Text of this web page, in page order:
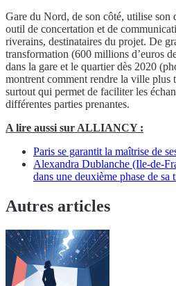
Gare du Nord, de son côté, utilise son
outil de concertation et de
riverains, destinataires du projet. De
transformation (600 millions d’euros
dans la gare et le quartier dès 2020
montrent comment rendre la ville plus
surtout qui permet de faciliter les
différentes parties prenantes.
A lire aussi sur ALLIANCY :
Paris se garantit la maîtrise de
Alexandra Dublanche (Ile-de-
dans une deuxième phase de sa
Autres articles